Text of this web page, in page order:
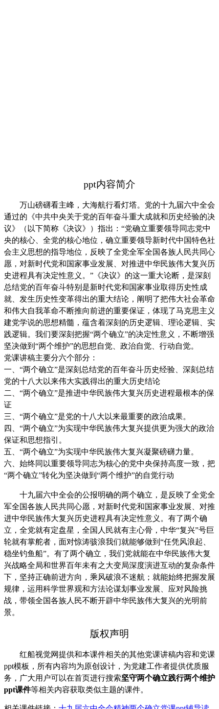
ppt内容简介
万山磅礴看主峰，大海航行看灯塔。党的十九届六中全会
通过的《中共中央关于党的百年奋斗重大成就和历史经验的决
议》（以下简称《决议》）指出：“党确立重要领导同志党中
央的核心、全党的核心地位，确立重要领导新时代中国特色社
会主义思想的指导地位，反映了全党全军全国各族人民共同心
愿，对新时代党和国家事业发展、对推进中华民族伟大复兴历
史进程具有决定性意义。”《决议》的这一重大论断，是深刻
总结党的百年奋斗特别是新时代党和国家事业取得历史性成
就、发生历史性变革得出的重大结论，阐明了把伟大社会革命
和伟大自我革命不断推向前进的重要保证，体现了马克思主义
建党学说的思想精髓，蕴含着深刻的历史逻辑、理论逻辑、实
践逻辑。我们要深刻把握“两个确立”的决定性意义，不断增强
坚决做到“两个维护”的思想自觉、政治自觉、行动自觉。
党课讲稿主要分六个部分：
一、“两个确立”是深刻总结党的百年奋斗历史经验、深刻总结
党的十八大以来伟大实践得出的重大历史结论
二、“两个确立”是推进中华民族伟大复兴历史进程最根本的保
证
三、“两个确立”是党的十八大以来最重要的政治成果。
四、“两个确立”为实现中华民族伟大复兴提供更为强大的政治
保证和思想指引。
五、“两个确立”为实现中华民族伟大复兴凝聚磅礴力量。
六、始终同以重要领导同志为核心的党中央保持高度一致，把
“两个确立”转化为坚决做到“两个维护”的自觉行动
十九届六中全会的公报明确的两个确立，是反映了全党全
军全国各族人民共同心愿，对新时代党和国家事业发展、对推
进中华民族伟大复兴历史进程具有决定性意义。有了两个确
立，全党就有定盘星，全国人民就有主心骨，中华“复兴”号巨
轮就有掌舵者，面对惊涛骇浪我们就能够做到“任凭风浪起、
稳坐钓鱼船”。有了两个确立，我们党就能在中华民族伟大复
兴战略全局和世界百年未有之大变局深度演进互动的复杂条件
下，坚持正确前进方向，乘风破浪不迷航；就能始终把握发展
规律，运用科学世界观和方法论谋划事业发展、应对风险挑
战，带领全国各族人民不断开辟中华民族伟大复兴的光明前
景。
版权声明
红船视觉网提供和本课件相关的其他党课讲稿内容和党课
ppt模板，所有内容均为原创设计，为党建工作者提供优质服
务，广大用户可以在首页进行搜索坚守两个确立践行两个维护
ppt课件等相关内容获取类似主题的课件。